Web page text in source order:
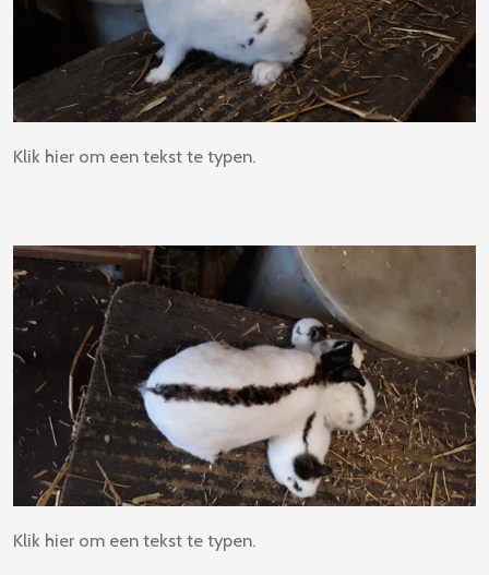
Klik hier om een tekst te typen.
Klik hier om een tekst te typen.